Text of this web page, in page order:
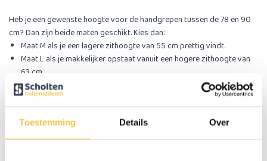
Toestemming Details Over
Heb je een gewenste hoogte voor de handgrepen tussen de 78 en 90
cm? Dan zijn beide maten geschikt. Kies dan:
Maat M als je een lagere zithoogte van 55 cm prettig vindt.
Maat L als je makkelijker opstaat vanuit een hogere zithoogte van
63 cm.
Test thuis vanaf welke zithoogte je comfortabel kunt opstaan om de
zodat je zeker weet dat de rollator goed bij je past!